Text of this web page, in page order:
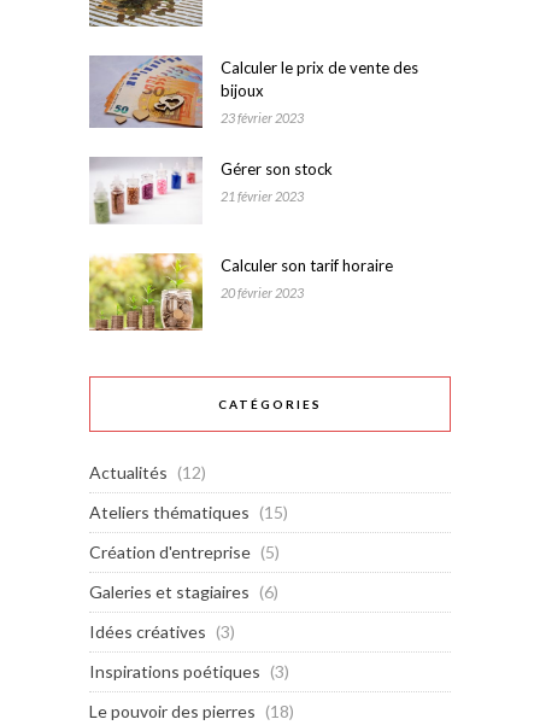
Calculer le prix de vente des
bijoux
23 février 2023
Gérer son stock
21 février 2023
Calculer son tarif horaire
20 février 2023
CATÉGORIES
Actualités (12)
Ateliers thématiques (15)
Création d'entreprise (5)
Galeries et stagiaires (6)
Idées créatives (3)
Inspirations poétiques (3)
Le pouvoir des pierres (18)